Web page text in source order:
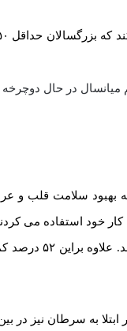
بهبود سلامت قلب و
ابتلا به بیماری
به سرطان نیز در بین